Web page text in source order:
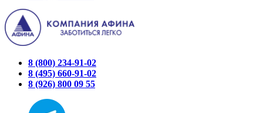
8 (800) 234-91-02
8 (495) 660-91-02
8 (926) 800 09 55